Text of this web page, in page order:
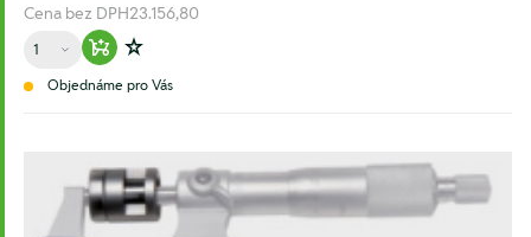
Cena bez DPH23.156,80
Množství
Warenkorb hinzufügen
Zur Wunschliste hinzufügen
Objednáme pro Vás